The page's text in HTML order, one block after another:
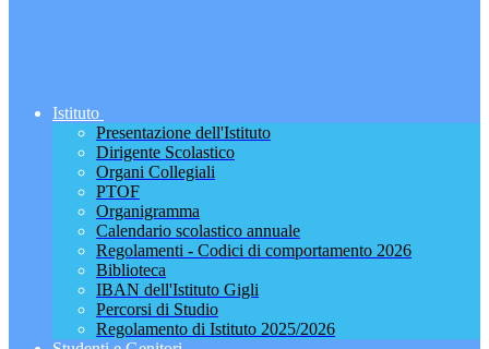
Istituto
Presentazione dell'Istituto
Dirigente Scolastico
Organi Collegiali
PTOF
Organigramma
Calendario scolastico annuale
Regolamenti - Codici di comportamento 2026
Biblioteca
IBAN dell'Istituto Gigli
Percorsi di Studio
Regolamento di Istituto 2025/2026